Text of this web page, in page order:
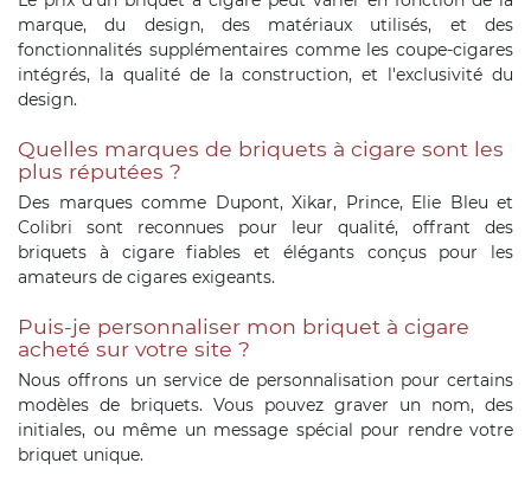
marque, du design, des matériaux utilisés, et des
fonctionnalités supplémentaires comme les coupe-cigares
intégrés, la qualité de la construction, et l'exclusivité du
design.
Quelles marques de briquets à cigare sont les
plus réputées ?
Des marques comme Dupont, Xikar, Prince, Elie Bleu et
Colibri sont reconnues pour leur qualité, offrant des
briquets à cigare fiables et élégants conçus pour les
amateurs de cigares exigeants.
Puis-je personnaliser mon briquet à cigare
acheté sur votre site ?
Nous offrons un service de personnalisation pour certains
modèles de briquets. Vous pouvez graver un nom, des
initiales, ou même un message spécial pour rendre votre
briquet unique.